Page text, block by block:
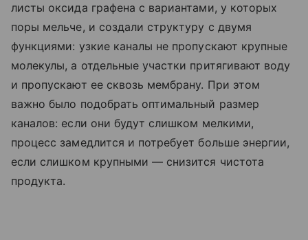
листы оксида графена с вариантами, у которых
поры мельче, и создали структуру с двумя
функциями: узкие каналы не пропускают крупные
молекулы, а отдельные участки притягивают воду
и пропускают ее сквозь мембрану. При этом
важно было подобрать оптимальный размер
каналов: если они будут слишком мелкими,
процесс замедлится и потребует больше энергии,
если слишком крупными — снизится чистота
продукта.